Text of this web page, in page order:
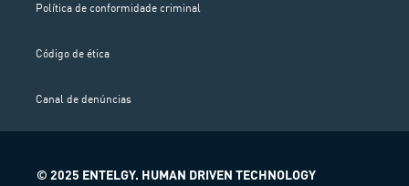
Política de conformidade criminal
Código de ética
Canal de denúncias
© 2025 ENTELGY. HUMAN DRIVEN TECHNOLOGY